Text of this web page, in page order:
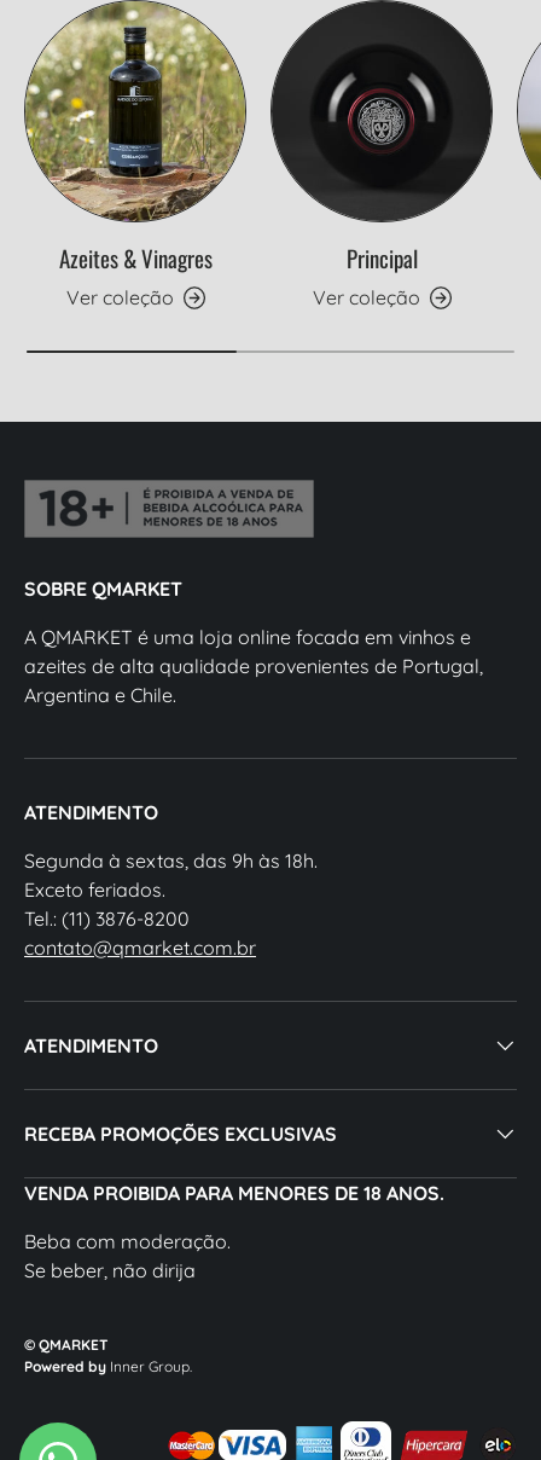
Azeites & Vinagres
Ver coleção
Principal
Ver coleção
SOBRE QMARKET
A QMARKET é uma loja online focada em vinhos e
azeites de alta qualidade provenientes de Portugal,
Argentina e Chile.
ATENDIMENTO
Segunda à sextas, das 9h às 18h.
Exceto feriados.
Tel.: (11) 3876-8200
contato@qmarket.com.br
ATENDIMENTO
RECEBA PROMOÇÕES EXCLUSIVAS
VENDA PROIBIDA PARA MENORES DE 18 ANOS.
Beba com moderação.
Se beber, não dirija
© QMARKET
Powered by Inner Group.